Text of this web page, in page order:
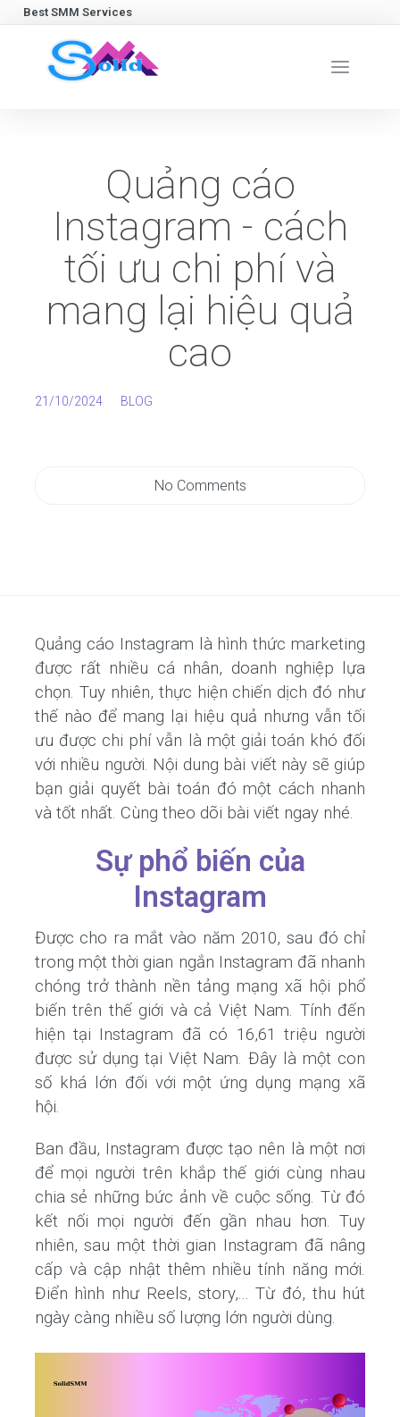
Best SMM Services
Quảng cáo
Instagram - cách
tối ưu chi phí và
mang lại hiệu quả
cao
21/10/2024 BLOG
No Comments
Quảng cáo Instagram là hình thức marketing
được rất nhiều cá nhân, doanh nghiệp lựa
chọn. Tuy nhiên, thực hiện chiến dịch đó như
thế nào để mang lại hiệu quả nhưng vẫn tối
ưu được chi phí vẫn là một giải toán khó đối
với nhiều người. Nội dung bài viết này sẽ giúp
bạn giải quyết bài toán đó một cách nhanh
và tốt nhất. Cùng theo dõi bài viết ngay nhé.
Sự phổ biến của
Instagram
Được cho ra mắt vào năm 2010, sau đó chỉ
trong một thời gian ngắn Instagram đã nhanh
chóng trở thành nền tảng mạng xã hội phổ
biến trên thế giới và cả Việt Nam. Tính đến
hiện tại Instagram đã có 16,61 triệu người
được sử dụng tại Việt Nam. Đây là một con
số khá lớn đối với một ứng dụng mạng xã
hội.
Ban đầu, Instagram được tạo nên là một nơi
để mọi người trên khắp thế giới cùng nhau
chia sẻ những bức ảnh về cuộc sống. Từ đó
kết nối mọi người đến gần nhau hơn. Tuy
nhiên, sau một thời gian Instagram đã nâng
cấp và cập nhật thêm nhiều tính năng mới.
Điển hình như Reels, story,... Từ đó, thu hút
ngày càng nhiều số lượng lớn người dùng.